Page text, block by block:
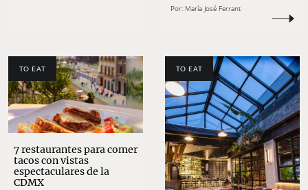
Por: María José Ferrant
TO EAT
7 restaurantes para comer
tacos con vistas
espectaculares de la
CDMX
TO EAT